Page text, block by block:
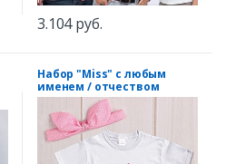
3.104 руб.
Набор "Miss" с любым
именем / отчеством